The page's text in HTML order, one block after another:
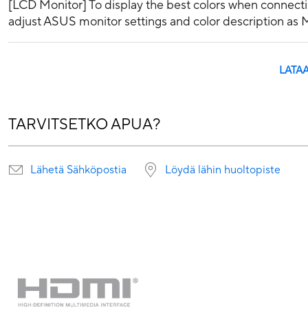
TARVITSETKO APUA?
Lähetä Sähköpostia Löydä lähin huoltopiste
[LCD Monitor] To display the best colors when
adjust ASUS monitor settings and color description as